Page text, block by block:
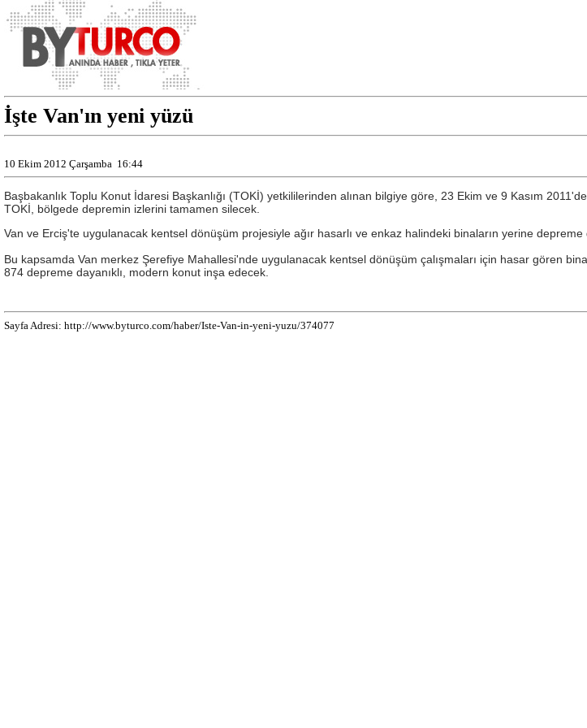
İşte Van'ın yeni yüzü
10 Ekim 2012 Çarşamba 16:44
Başbakanlık Toplu Konut İdaresi Başkanlığı (TOKİ) yetkililerinden alınan bilgiye göre, 23 Ekim ve 9 Kasım
TOKİ, bölgede depremin izlerini tamamen silecek.
Van ve Erciş'te uygulanacak kentsel dönüşüm projesiyle ağır hasarlı ve enkaz halindeki binaların yerine depreme
Bu kapsamda Van merkez Şerefiye Mahallesi'nde uygulanacak kentsel dönüşüm çalışmaları için hasar gören
874 depreme dayanıklı, modern konut inşa edecek.
Sayfa Adresi: http://www.byturco.com/haber/Iste-Van-in-yeni-yuzu/374077